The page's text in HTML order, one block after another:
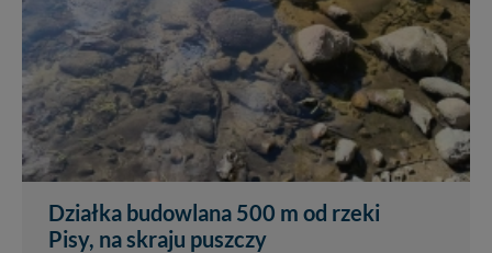
Działka budowlana 500 m od rzeki
Pisy, na skraju puszczy